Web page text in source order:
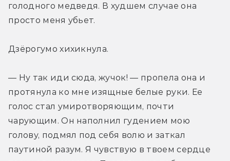
голодного медведя. В худшем случае она
просто меня убьет.
Дзёрогумо хихикнула.
— Ну так иди сюда, жучок! — пропела она и
протянула ко мне изящные белые руки. Ее
голос стал умиротворяющим, почти
чарующим. Он наполнил гудением мою
голову, подмял под себя волю и заткал
паутиной разум. Я чувствую в твоем сердце